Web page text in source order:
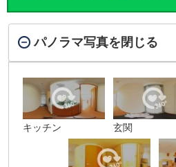
パノラマ写真を閉じる
キッチン 玄関